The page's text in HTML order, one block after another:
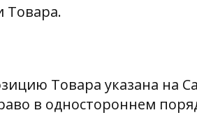
Товара.
Товара указана на
в одностороннем